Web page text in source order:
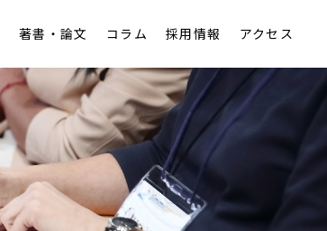
労働 知的財産
著書・論文 コラム 採用情報 アクセス